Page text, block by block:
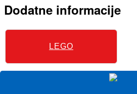
Dodatne informacije
LEGO